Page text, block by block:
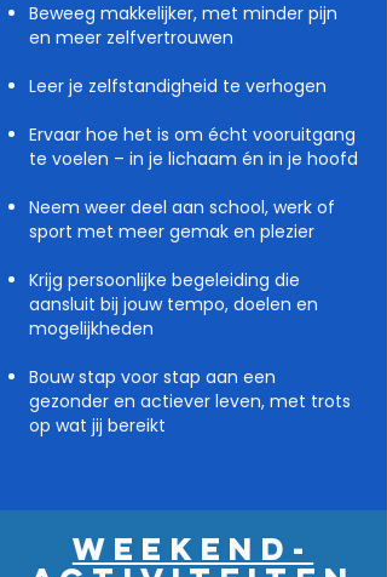
Beweeg makkelijker, met minder pijn
en meer zelfvertrouwen
Leer je zelfstandigheid te verhogen
Ervaar hoe het is om écht vooruitgang
te voelen – in je lichaam én in je hoofd
Neem weer deel aan school, werk of
sport met meer gemak en plezier
Krijg persoonlijke begeleiding die
aansluit bij jouw tempo, doelen en
mogelijkheden
Bouw stap voor stap aan een
gezonder en actiever leven, met trots
op wat jij bereikt
Weekend-